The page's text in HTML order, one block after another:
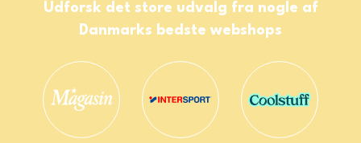
Udforsk det store udvalg fra nogle af
Danmarks bedste webshops